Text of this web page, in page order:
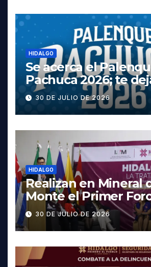
HIDALGO
Se acerca el
Pachuca 2026; te
cartelera completa,
fechas y los precios
30 DE JULIO DE 2026
HIDALGO
Realizan en Mineral
Monte el Primer
contra la Trata de
30 DE JULIO DE 2026